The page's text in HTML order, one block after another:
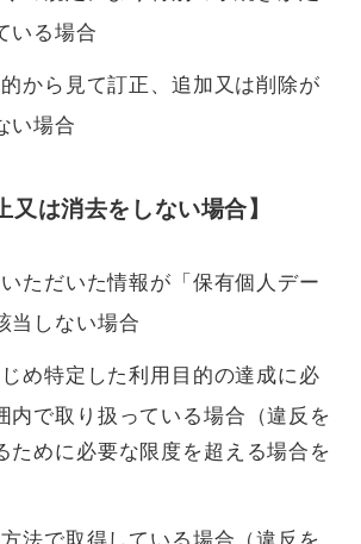
いる場合
から見て訂正、追加又は削除が
い場合
又は消去をしない場合】
ただいた情報が「保有個人デー
当しない場合
め特定した利用目的の達成に必
内で取り扱っている場合（違反を
ために必要な限度を超える場合を
法で取得している場合（違反を